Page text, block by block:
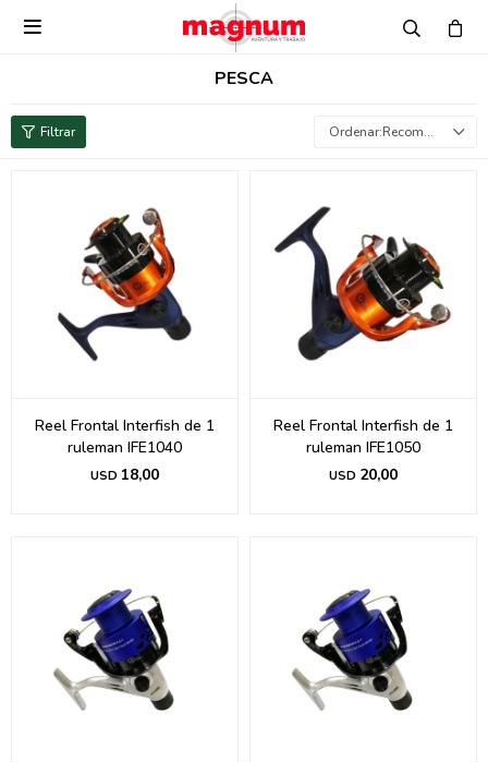

PESCA
Recomendados
Reel Frontal Interfish de 1
ruleman IFE1040
USD 18,00
Reel Frontal Interfish de 1
ruleman IFE1050
USD 20,00